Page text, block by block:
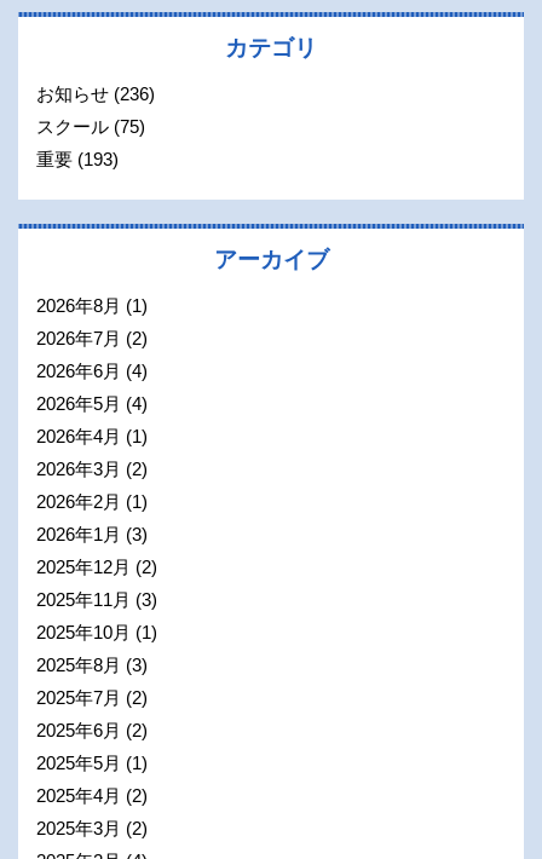
カテゴリ
お知らせ (236)
スクール (75)
重要 (193)
アーカイブ
2026年8月 (1)
2026年7月 (2)
2026年6月 (4)
2026年5月 (4)
2026年4月 (1)
2026年3月 (2)
2026年2月 (1)
2026年1月 (3)
2025年12月 (2)
2025年11月 (3)
2025年10月 (1)
2025年8月 (3)
2025年7月 (2)
2025年6月 (2)
2025年5月 (1)
2025年4月 (2)
2025年3月 (2)